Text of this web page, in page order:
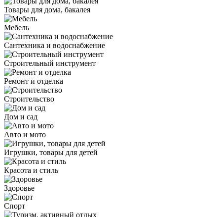
Товары для дома, бакалея
Мебель
Сантехника и водоснабжение
Строительный инструмент
Ремонт и отделка
Строительство
Дом и сад
Авто и мото
Игрушки, товары для детей
Красота и стиль
Здоровье
Спорт